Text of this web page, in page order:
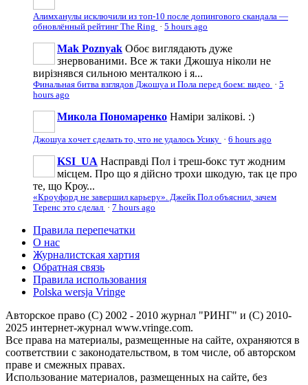
Алимханулы исключили из топ-10 после допингового скандала —
обновлённый рейтинг The Ring · 5 hours ago
Mak Poznyak Обоє виглядають дуже
знервованими. Все ж таки Джошуа ніколи не
вирізнявся сильною менталкою і я...
Финальная битва взглядов Джошуа и Пола перед боем: видео · 5
hours ago
Микола Пономаренко Наміри залікові. :)
Джошуа хочет сделать то, что не удалось Усику · 6 hours ago
KSI_UA Насправді Пол і треш-бокс тут жодним
місцем. Про що я дійсно трохи шкодую, так це про
те, що Кроу...
«Кроуфорд не завершил карьеру». Джейк Пол объяснил, зачем
Теренс это сделал · 7 hours ago
Правила перепечатки
О нас
Журналистская хартия
Обратная связь
Правила использования
Polska wersja Vringe
Авторское право (С) 2002 - 2010 журнал "РИНГ" и (С) 2010-
2025 интернет-журнал www.vringe.com.
Все права на материалы, размещенные на сайте, охраняются в
соответствии с законодательством, в том числе, об авторском
праве и смежных правах.
Использование материалов, размещенных на сайте, без